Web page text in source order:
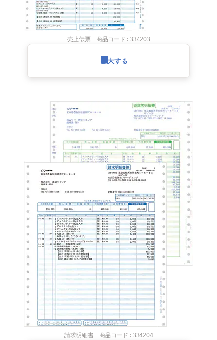
売上伝票 商品コード : 334203
拡大する
請求明細書 商品コード : 334204